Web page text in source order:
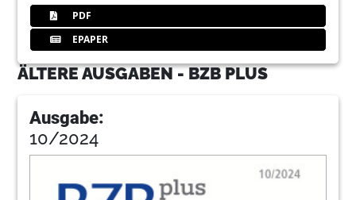
PDF
EPAPER
ÄLTERE AUSGABEN - BZB PLUS
Ausgabe:
10/2024